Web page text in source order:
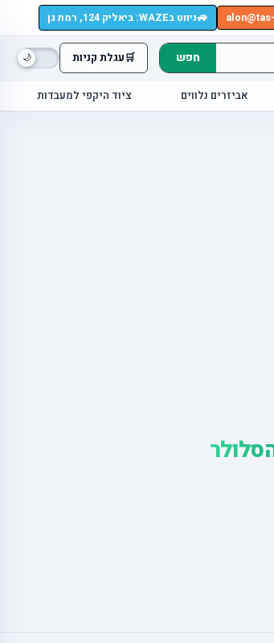
🚙ניווט בWAZE: ביאליק 124, רמת גן
🛒עגלת קניות חפש
אביזרים נלווים ציוד היקפי למעבדות